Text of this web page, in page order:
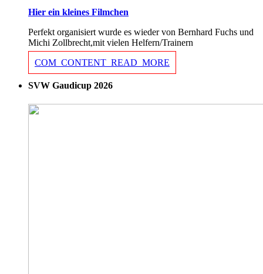
Hier ein kleines Filmchen
Perfekt organisiert wurde es wieder von Bernhard Fuchs und
Michi Zollbrecht,mit vielen Helfern/Trainern
COM_CONTENT_READ_MORE
SVW Gaudicup 2026